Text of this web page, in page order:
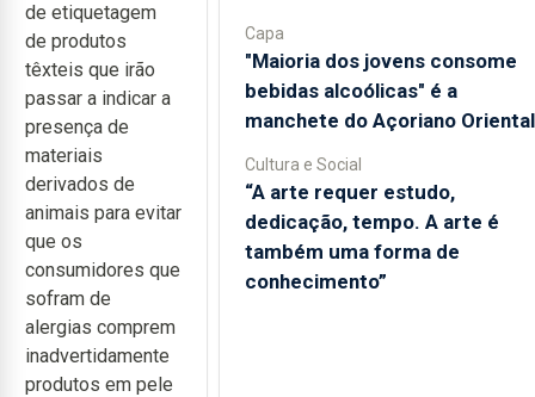
de etiquetagem
de produtos
têxteis que irão
passar a indicar a
presença de
materiais
derivados de
animais para evitar
que os
consumidores que
sofram de
alergias comprem
inadvertidamente
produtos em pele
Capa
"Maioria dos jovens consome
bebidas alcoólicas" é a
manchete do Açoriano Oriental
Cultura e Social
“A arte requer estudo,
dedicação, tempo. A arte é
também uma forma de
conhecimento”